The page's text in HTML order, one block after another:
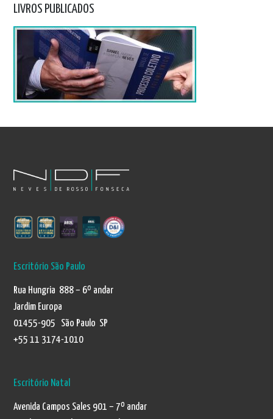
LIVROS PUBLICADOS
Escritório São Paulo
Rua Hungria 888 – 6º andar
Jardim Europa
01455-905 São Paulo SP
+55 11 3174-1010
Escritório Natal
Avenida Campos Sales 901 – 7º andar